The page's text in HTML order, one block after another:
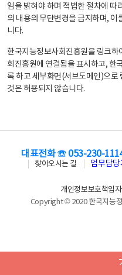
임을 밝혀야 하며 적법한 절차에 따
의 내용의 무단변경을 금지하며, 이
니다.
한국지능정보사회진흥원을 링크하
회진흥원에 연결됨을 표시하고, 한
록 하고 세부화면(서브도메인)으로
것은 허용되지 않습니다.
대표전화 ☏ 053-230-
찾아오시는 길
업무담당
개인정보보호책임
Copyright © 2020 한국지능